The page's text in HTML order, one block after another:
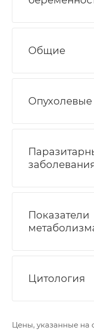
Общие
Показатели
Цитология
Цены, указанные на